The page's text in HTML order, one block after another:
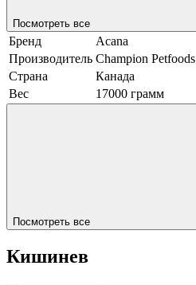
Посмотреть все
Бренд
Acana
Производитель Champion Petfoods
Страна
Канада
Вес
17000 грамм
Посмотреть все
Кишинев